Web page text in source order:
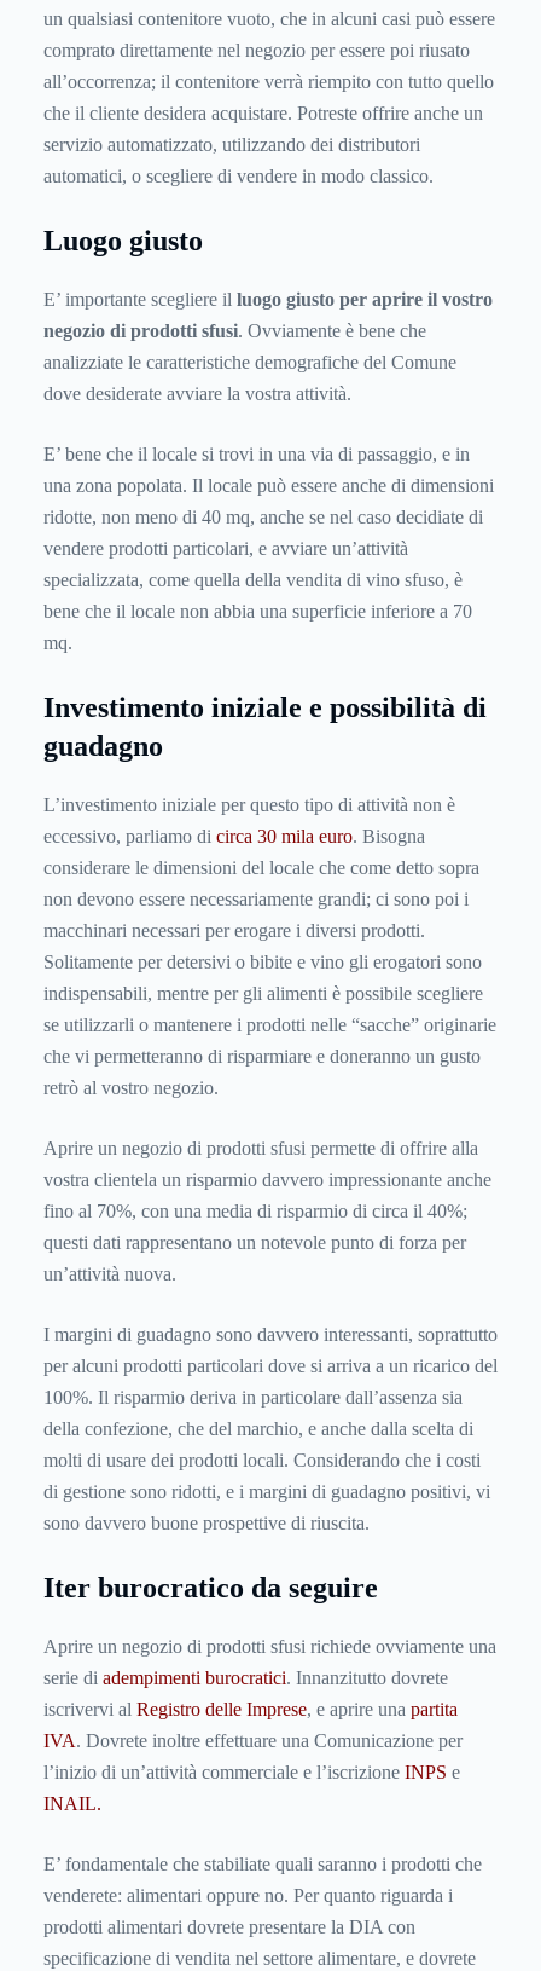
un qualsiasi contenitore vuoto, che in alcuni casi può essere
comprato direttamente nel negozio per essere poi riusato
all’occorrenza; il contenitore verrà riempito con tutto quello
che il cliente desidera acquistare. Potreste offrire anche un
servizio automatizzato, utilizzando dei distributori
automatici, o scegliere di vendere in modo classico.
Luogo giusto
E’ importante scegliere il luogo giusto per aprire il vostro
negozio di prodotti sfusi. Ovviamente è bene che
analizziate le caratteristiche demografiche del Comune
dove desiderate avviare la vostra attività.
E’ bene che il locale si trovi in una via di passaggio, e in
una zona popolata. Il locale può essere anche di dimensioni
ridotte, non meno di 40 mq, anche se nel caso decidiate di
vendere prodotti particolari, e avviare un’attività
specializzata, come quella della vendita di vino sfuso, è
bene che il locale non abbia una superficie inferiore a 70
mq.
Investimento iniziale e possibilità di
guadagno
L’investimento iniziale per questo tipo di attività non è
eccessivo, parliamo di circa 30 mila euro. Bisogna
considerare le dimensioni del locale che come detto sopra
non devono essere necessariamente grandi; ci sono poi i
macchinari necessari per erogare i diversi prodotti.
Solitamente per detersivi o bibite e vino gli erogatori sono
indispensabili, mentre per gli alimenti è possibile scegliere
se utilizzarli o mantenere i prodotti nelle “sacche” originarie
che vi permetteranno di risparmiare e doneranno un gusto
retrò al vostro negozio.
Aprire un negozio di prodotti sfusi permette di offrire alla
vostra clientela un risparmio davvero impressionante anche
fino al 70%, con una media di risparmio di circa il 40%;
questi dati rappresentano un notevole punto di forza per
un’attività nuova.
I margini di guadagno sono davvero interessanti, soprattutto
per alcuni prodotti particolari dove si arriva a un ricarico del
100%. Il risparmio deriva in particolare dall’assenza sia
della confezione, che del marchio, e anche dalla scelta di
molti di usare dei prodotti locali. Considerando che i costi
di gestione sono ridotti, e i margini di guadagno positivi, vi
sono davvero buone prospettive di riuscita.
Iter burocratico da seguire
Aprire un negozio di prodotti sfusi richiede ovviamente una
serie di adempimenti burocratici. Innanzitutto dovrete
iscrivervi al Registro delle Imprese, e aprire una partita
IVA. Dovrete inoltre effettuare una Comunicazione per
l’inizio di un’attività commerciale e l’iscrizione INPS e
INAIL.
E’ fondamentale che stabiliate quali saranno i prodotti che
venderete: alimentari oppure no. Per quanto riguarda i
prodotti alimentari dovrete presentare la DIA con
specificazione di vendita nel settore alimentare, e dovrete